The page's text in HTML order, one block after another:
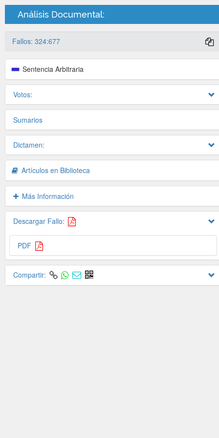
Análisis Documental:
Fallos: 324:677
Sentencia Arbitraria
Votos:
Sumarios
Dictamen:
Artículos en Biblioteca
Más Información
Descargar Fallo:
PDF
Compartir: